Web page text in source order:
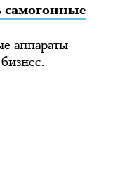
самогонные
аппараты